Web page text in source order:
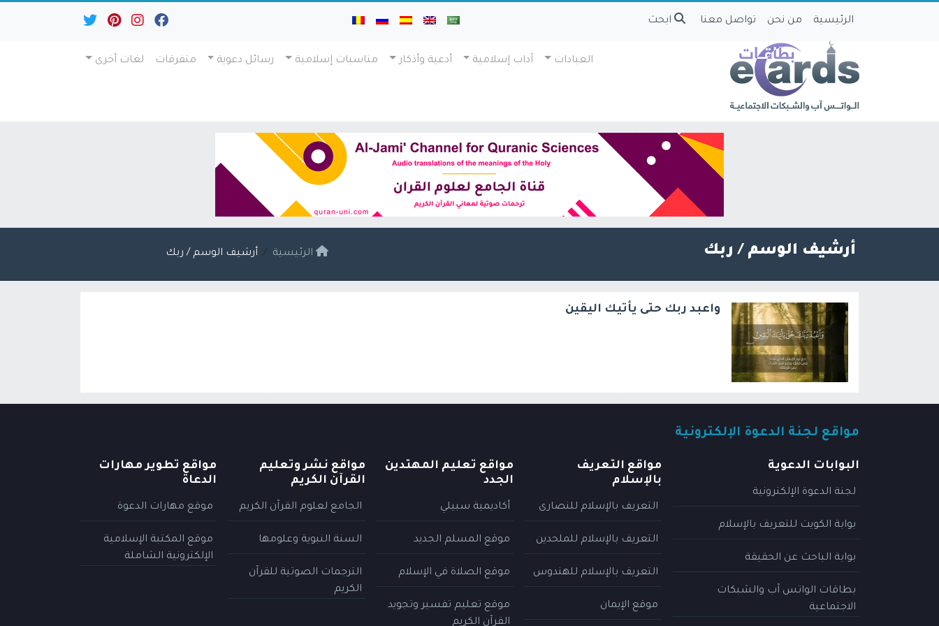
الرئيسية من نحن تواصل معنا ابحث
العبادات آداب إسلامية أدعية وأذكار مناسبات إسلامية رسائل دعوية متفرقات لغات أخرى
أرشيف الوسم / ربك الرئيسية أرشيف الوسم / ربك
واعبد ربك حتى يأتيك اليقين
مواقع لجنة الدعوة الإلكترونية
البوابات الدعوية
لجنة الدعوة الإلكترونية
بوابة الكويت للتعريف بالإسلام
بوابة الباحث عن الحقيقة
بطاقات الواتس آب والشبكات
الاجتماعية
مواقع التعريف
بالإسلام
التعريف بالإسلام للنصارى
التعريف بالإسلام للملحدين
التعريف بالإسلام للهندوس
موقع الإيمان
مواقع تعليم المهتدين
الجدد
أكاديمية سبيلي
موقع المسلم الجديد
موقع الصلاة في الإسلام
موقع تعليم تفسير وتجويد
القرآن الكريم
مواقع نشر وتعليم
القرآن الكريم
الجامع لعلوم القرآن الكريم
السنة النبوية وعلومها
الترجمات الصوتية للقرآن
الكريم
مواقع تطوير مهارات
الدعاة
موقع مهارات الدعوة
موقع المكتبة الإسلامية
الإلكترونية الشاملة